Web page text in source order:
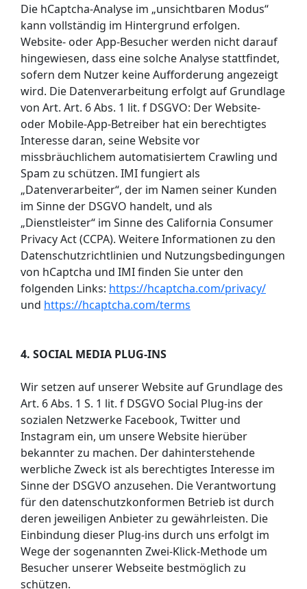
Die hCaptcha-Analyse im „unsichtbaren Modus“
kann vollständig im Hintergrund erfolgen.
Website- oder App-Besucher werden nicht darauf
hingewiesen, dass eine solche Analyse stattfindet,
sofern dem Nutzer keine Aufforderung angezeigt
wird. Die Datenverarbeitung erfolgt auf Grundlage
von Art. Art. 6 Abs. 1 lit. f DSGVO: Der Website-
oder Mobile-App-Betreiber hat ein berechtigtes
Interesse daran, seine Website vor
missbräuchlichem automatisiertem Crawling und
Spam zu schützen. IMI fungiert als
„Datenverarbeiter“, der im Namen seiner Kunden
im Sinne der DSGVO handelt, und als
„Dienstleister“ im Sinne des California Consumer
Privacy Act (CCPA). Weitere Informationen zu den
Datenschutzrichtlinien und Nutzungsbedingungen
von hCaptcha und IMI finden Sie unter den
folgenden Links: https://hcaptcha.com/privacy/
und https://hcaptcha.com/terms
4. SOCIAL MEDIA PLUG-INS
Wir setzen auf unserer Website auf Grundlage des
Art. 6 Abs. 1 S. 1 lit. f DSGVO Social Plug-ins der
sozialen Netzwerke Facebook, Twitter und
Instagram ein, um unsere Website hierüber
bekannter zu machen. Der dahinterstehende
werbliche Zweck ist als berechtigtes Interesse im
Sinne der DSGVO anzusehen. Die Verantwortung
für den datenschutzkonformen Betrieb ist durch
deren jeweiligen Anbieter zu gewährleisten. Die
Einbindung dieser Plug-ins durch uns erfolgt im
Wege der sogenannten Zwei-Klick-Methode um
Besucher unserer Webseite bestmöglich zu
schützen.